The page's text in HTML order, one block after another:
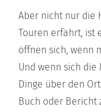
Aber nicht nur die
Touren erfährt, ist
öffnen sich, wenn
Und wenn sich
Dinge über den
Buch oder Bericht